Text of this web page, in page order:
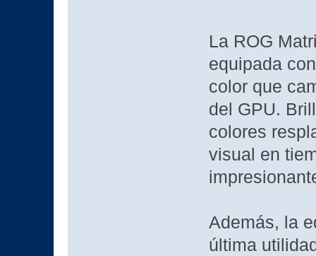
La ROG
equipada
color que
del GPU.
colores
visual en
Además, la
última